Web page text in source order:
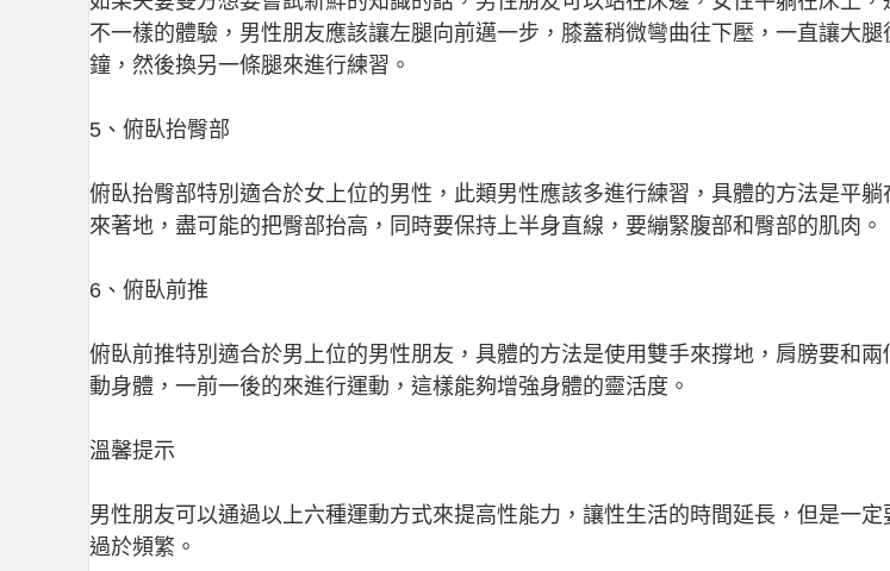
不一樣的體驗，男性朋友應該讓左腿向前邁一步，膝蓋稍微彎曲往下壓，一直讓大
鐘，然後換另一條腿來進行練習。
5、俯臥抬臀部
俯臥抬臀部特別適合於女上位的男性，此類男性應該多進行練習，具體的方法是平
來著地，盡可能的把臀部抬高，同時要保持上半身直線，要繃緊腹部和臀部的肌肉。
6、俯臥前推
俯臥前推特別適合於男上位的男性朋友，具體的方法是使用雙手來撐地，肩膀要和
動身體，一前一後的來進行運動，這樣能夠增強身體的靈活度。
溫馨提示
男性朋友可以通過以上六種運動方式來提高性能力，讓性生活的時間延長，但是一
過於頻繁。